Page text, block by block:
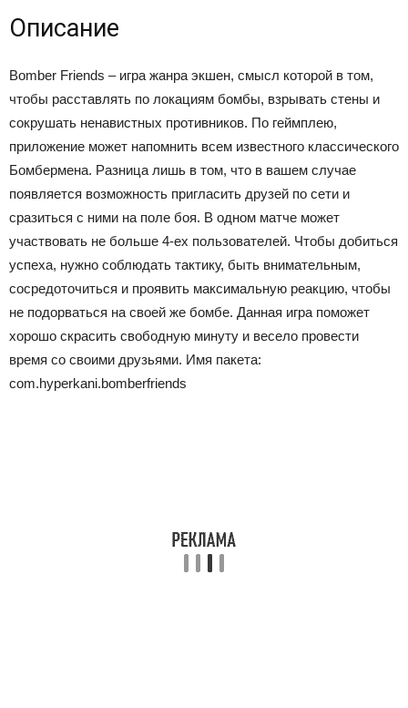
Описание
Bomber Friends – игра жанра экшен, смысл которой в том,
чтобы расставлять по локациям бомбы, взрывать стены и
сокрушать ненавистных противников. По геймплею,
приложение может напомнить всем известного классического
Бомбермена. Разница лишь в том, что в вашем случае
появляется возможность пригласить друзей по сети и
сразиться с ними на поле боя. В одном матче может
участвовать не больше 4-ех пользователей. Чтобы добиться
успеха, нужно соблюдать тактику, быть внимательным,
сосредоточиться и проявить максимальную реакцию, чтобы
не подорваться на своей же бомбе. Данная игра поможет
хорошо скрасить свободную минуту и весело провести
время со своими друзьями. Имя пакета:
com.hyperkani.bomberfriends